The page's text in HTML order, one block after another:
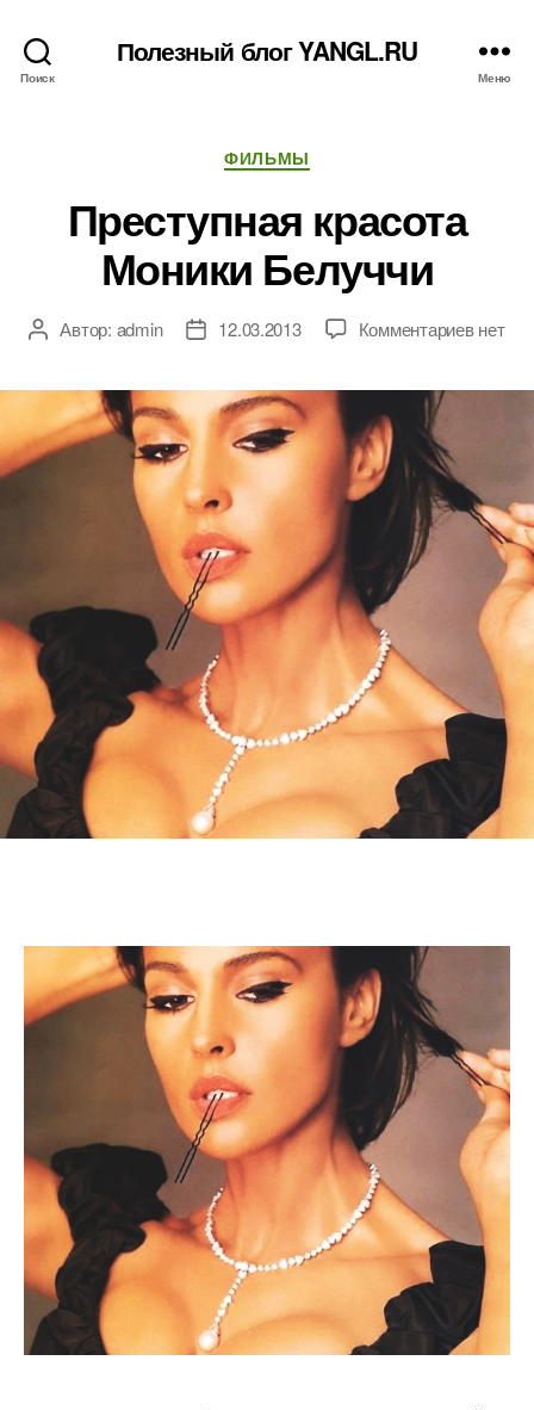
Поиск
Полезный блог YANGL.RU
Меню
Рубрики
ФИЛЬМЫ
Преступная красота
Моники Белуччи
АвторАвтор: admin
Дата12.03.2013 Комментариевк
нет